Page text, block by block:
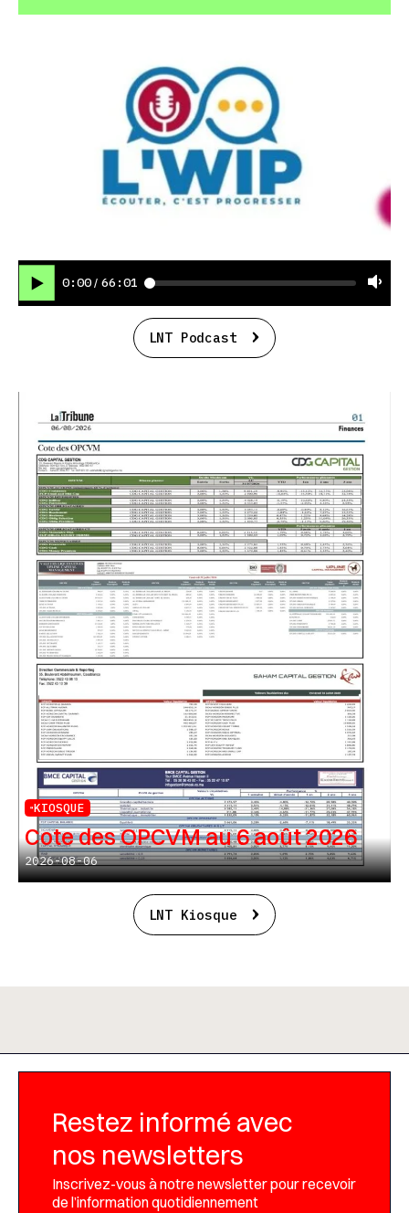
0:00 / 66:01
LNT Podcast
KIOSQUE
Cote des OPCVM au 6 août 2026
2026-08-06
LNT Kiosque
Restez informé avec
nos newsletters
Inscrivez-vous à notre newsletter pour recevoir
de l’information quotidiennement